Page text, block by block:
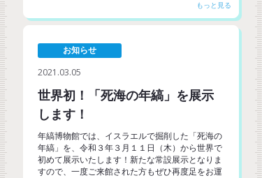
お知らせ
2021.03.05
世界初！「死海の年縞」を展示
します！
年縞博物館では、イスラエルで掘削した「死海の
年縞」を、令和３年３月１１日（木）から世界で
初めて展示いたします！新たな常設展示となりま
すので、一度ご来館された方もぜひ再度足をお運